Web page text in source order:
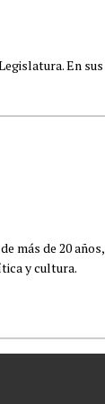
En sus
más de 20 años,
y cultura.